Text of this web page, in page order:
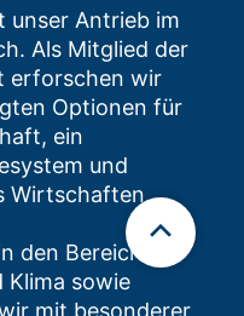
unser Antrieb im
Als Mitglied der
erforschen wir
Optionen für
ein
und
Wirtschaften.
den Bereichen
Klima sowie
mit besonderer